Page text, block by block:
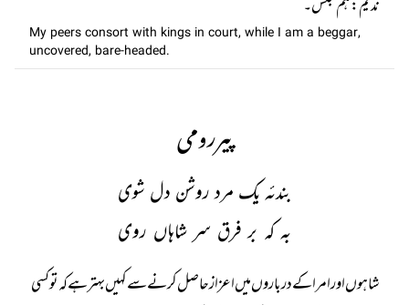
نديم: ہم مجلس۔
My peers consort with kings in court, while I am a beggar,
uncovered, bare-headed.
پیررومی
بندئہ یک مرد روشن دل شوی
بہ کہ بر فرق سر شاہاں روی
شاہوں اور امرا کے درباروں میں اعزاز حاصل کرنے سے کہیں بہتر ہے کہ تو کسی